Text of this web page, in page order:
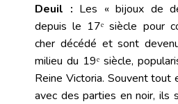
Deuil : Les « bijoux de
depuis le 17ᵉ siècle pour
cher décédé et sont
milieu du 19ᵉ siècle,
Reine Victoria. Souvent tout
avec des parties en noir, ils